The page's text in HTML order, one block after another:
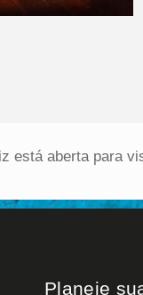
está aberta para
Planeje